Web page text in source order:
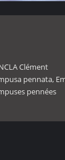
Clément
pennata,
pennées